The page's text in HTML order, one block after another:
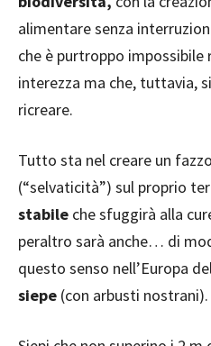
alimentare senza
che è purtroppo impossibile
interezza ma che, tuttavia,
ricreare.
Tutto sta nel creare un
(“selvaticità”) sul proprio
stabile che sfuggirà alla
peraltro sarà anche… di
questo senso nell’Europa
siepe (con arbusti nostrani).